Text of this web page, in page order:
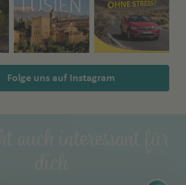
Folge uns auf Instagram